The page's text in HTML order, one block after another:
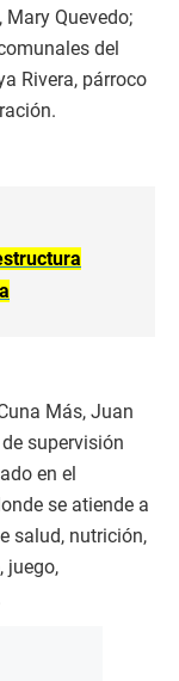
Mary Quevedo;
del
Rivera, párroco
Más, Juan
supervisión
en el
se atiende a
salud, nutrición,
juego,